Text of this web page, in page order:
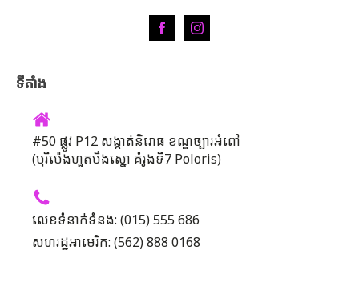
ទីតាំង
#50 ផ្លូវ P12 សង្កាត់និរោធ ខណ្ឌច្បារអំពៅ
(បុរីប៉េងហួតបឹងស្នោ គំរូងទី7 Poloris)
លេខទំនាក់ទំនង: (015) 555 686
សហរដ្ឋអាមេរិក: (562) 888 0168